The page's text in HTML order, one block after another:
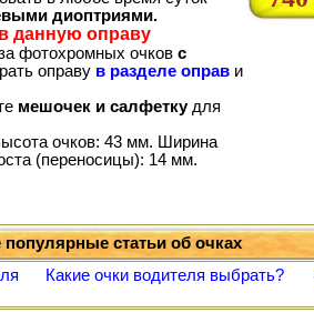
диоптриями.
данную оправу
фотохромных очков с
оправу в разделе оправ и
мешочек и салфеткудля
очков: 43 мм. Ширина
(переносицы): 14 мм.
статьи об очках
Какие очки водителя выбрать?